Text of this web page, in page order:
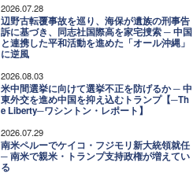
2026.07.28
辺野古転覆事故を巡り、海保が遺族の刑事告
訴に基づき、同志社国際高を家宅捜索 ─ 中国
と連携した平和活動を進めた「オール沖縄」
に逆風
2026.08.03
米中間選挙に向けて選挙不正を防げるか ─ 中
東外交を進め中国を抑え込むトランプ【─Th
e Liberty─ワシントン・レポート】
2026.07.29
南米ペルーでケイコ・フジモリ新大統領就任
─ 南米で親米・トランプ支持政権が増えてい
る